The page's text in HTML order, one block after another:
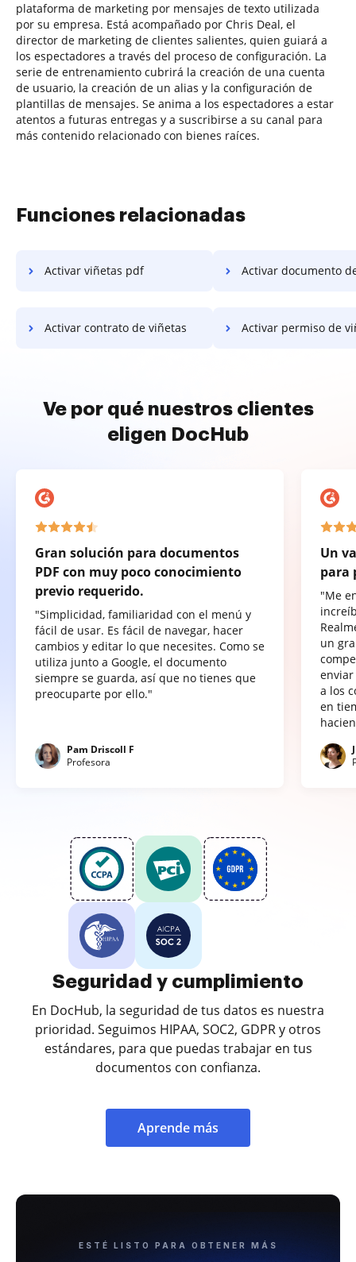
plataforma de marketing por mensajes de texto utilizada
por su empresa. Está acompañado por Chris Deal, el
director de marketing de clientes salientes, quien guiará a
los espectadores a través del proceso de configuración. La
serie de entrenamiento cubrirá la creación de una cuenta
de usuario, la creación de un alias y la configuración de
plantillas de mensajes. Se anima a los espectadores a estar
atentos a futuras entregas y a suscribirse a su canal para
más contenido relacionado con bienes raíces.
Funciones relacionadas
Activar viñetas pdf Activar documento de
Activar contrato de viñetas Activar permiso de
Ve por qué nuestros clientes
eligen DocHub
Gran solución para documentos
PDF con muy poco conocimiento
previo requerido.
"Simplicidad, familiaridad con el menú y
fácil de usar. Es fácil de navegar, hacer
cambios y editar lo que necesites. Como se
utiliza junto a Google, el documento
siempre se guarda, así que no tienes que
preocuparte por ello."
Pam Driscoll F
Profesora
Un
para
"Me
un
a los
en
Seguridad y cumplimiento
En DocHub, la seguridad de tus datos es nuestra
prioridad. Seguimos HIPAA, SOC2, GDPR y otros
estándares, para que puedas trabajar en tus
documentos con confianza.
Aprende más
ESTÉ LISTO PARA OBTENER MÁS